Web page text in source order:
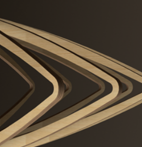
IMPRIMANTES 3D
ATELIER BOIS
FRAISEUSES NUMERIQUES
FRAISEUSES NUMERIQUES
ELECTRONIQUE
ATELIER TEXTILE